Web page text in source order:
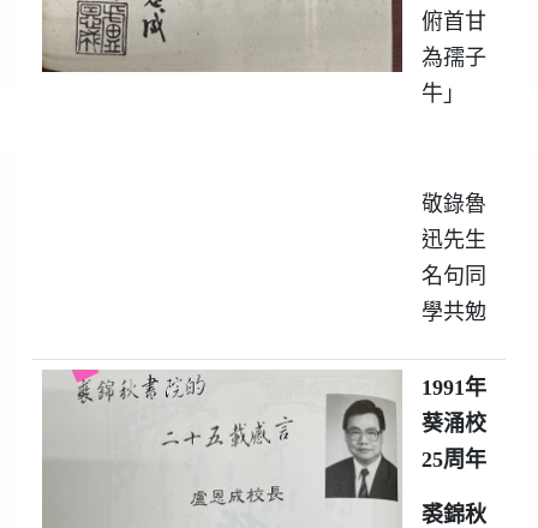
俯首甘
為孺子
牛」
敬錄魯
迅先生
名句同
學共勉
1991年
葵涌校
25周年
裘錦秋